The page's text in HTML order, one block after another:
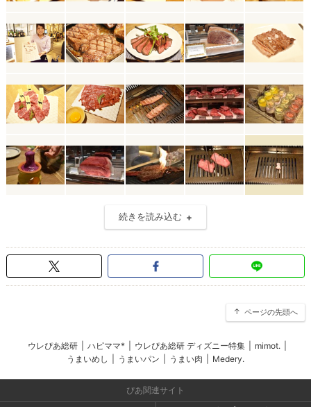
続きを読み込む
ページの先頭へ
ウレぴあ総研 ハピママ* ウレぴあ総研 ディズニー特集 mimot.
うまいめし
うまいパン うまい肉 Medery.
ぴあ関連サイト